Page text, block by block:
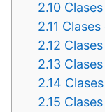
2.10
2.11
2.12
2.13
2.14
2.15